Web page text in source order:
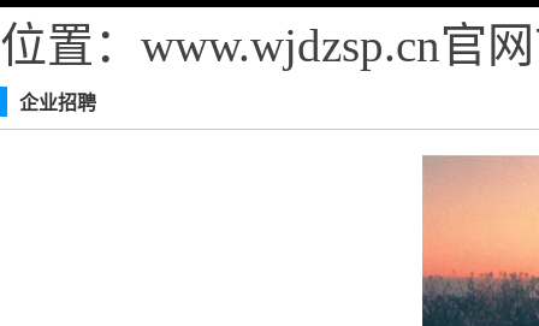
位置：www.wjdzsp.cn官
企业招聘